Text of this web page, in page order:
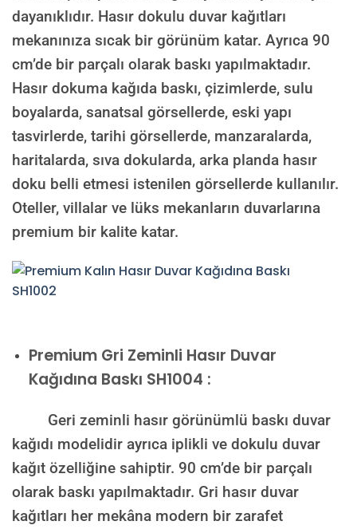
dayanıklıdır. Hasır dokulu duvar kağıtları
mekanınıza sıcak bir görünüm katar. Ayrıca 90
cm’de bir parçalı olarak baskı yapılmaktadır.
Hasır dokuma kağıda baskı, çizimlerde, sulu
boyalarda, sanatsal görsellerde, eski yapı
tasvirlerde, tarihi görsellerde, manzaralarda,
haritalarda, sıva dokularda, arka planda hasır
doku belli etmesi istenilen görsellerde kullanılır.
Oteller, villalar ve lüks mekanların duvarlarına
premium bir kalite katar.
Premium Gri Zeminli Hasır Duvar
Kağıdına Baskı SH1004 :
Geri zeminli hasır görünümlü baskı duvar
kağıdı modelidir ayrıca iplikli ve dokulu duvar
kağıt özelliğine sahiptir. 90 cm’de bir parçalı
olarak baskı yapılmaktadır. Gri hasır duvar
kağıtları her mekâna modern bir zarafet